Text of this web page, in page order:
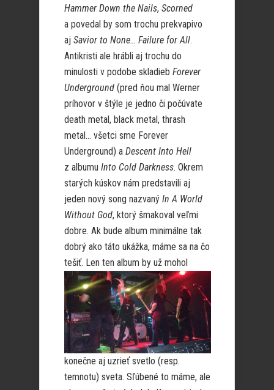
Hammer Down the Nails, Scorned
a povedal by som trochu prekvapivo
aj Savior to None… Failure for All.
Antikristi ale hrábli aj trochu do
minulosti v podobe skladieb Forever
Underground (pred ňou mal Werner
príhovor v štýle je jedno či počúvate
death metal, black metal, thrash
metal… všetci sme Forever
Underground) a Descent Into Hell
z albumu Into Cold Darkness. Okrem
starých kúskov nám predstavili aj
jeden nový song nazvaný In A World
Without God, ktorý šmakoval veľmi
dobre. Ak bude album minimálne tak
dobrý ako táto ukážka, máme sa na čo
tešiť. Len ten album by už mohol
konečne aj uzrieť svetlo (resp.
temnotu) sveta. Sľúbené to máme, ale